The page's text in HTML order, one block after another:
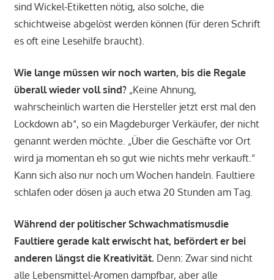
sind Wickel-Etiketten nötig, also solche, die
schichtweise abgelöst werden können (für deren Schrift
es oft eine Lesehilfe braucht).
Wie lange müssen wir noch warten, bis die Regale
überall wieder voll sind? „Keine Ahnung,
wahrscheinlich warten die Hersteller jetzt erst mal den
Lockdown ab“, so ein Magdeburger Verkäufer, der nicht
genannt werden möchte. „Über die Geschäfte vor Ort
wird ja momentan eh so gut wie nichts mehr verkauft.“
Kann sich also nur noch um Wochen handeln. Faultiere
schlafen oder dösen ja auch etwa 20 Stunden am Tag.
Während der politischer Schwachmatismusdie
Faultiere gerade kalt erwischt hat, befördert er bei
anderen längst die Kreativität. Denn: Zwar sind nicht
alle Lebensmittel-Aromen dampfbar, aber alle